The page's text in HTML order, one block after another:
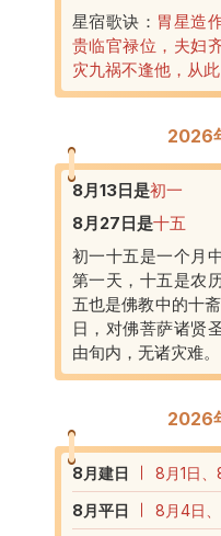
星宿歌诀： 胃星造
贵临官禄位，夫妇
灾九祸不逢他，从
2026
8月13日是初一
8月27日是十五
初一十五是一个月
第一天，十五是农
五也是佛教中的十
日，对佛菩萨诸贤
由旬内，无诸灾难
2026
8 月建日
8月1日
8 月平日
8月4日